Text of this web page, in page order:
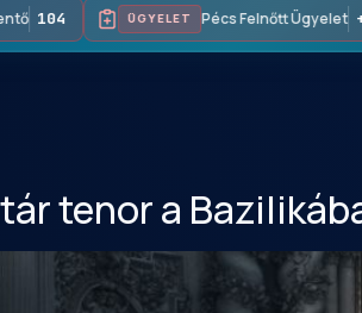
104 ÜGYELET Pécs Felnőtt Ügyelet
tenor a